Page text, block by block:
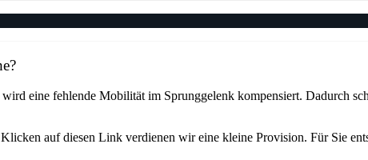
eine fehlende Mobilität im Sprunggelenk kompensiert. Dadurch
auf diesen Link verdienen wir eine kleine Provision. Für Sie